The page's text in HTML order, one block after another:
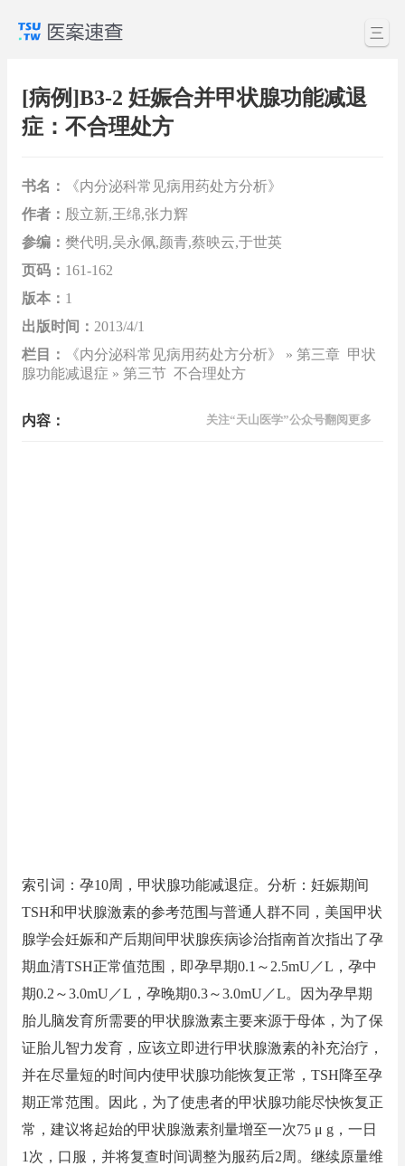
三
[病例]B3-2 妊娠合并甲状腺功能减退
症：不合理处方
书名：
《内分泌科常见病用药处方分析》
作者： 殷立新,王绵,张力辉
参编： 樊代明,吴永佩,颜青,蔡映云,于世英
页码： 161-162
版本： 1
出版时间： 2013/4/1
栏目：
《内分泌科常见病用药处方分析》 » 第三章 甲状
腺功能减退症 » 第三节 不合理处方
内容： 关注“天山医学”公众号翻阅更多
索引词：孕10周，甲状腺功能减退症。分析：妊娠期间
TSH和甲状腺激素的参考范围与普通人群不同，美国甲状
腺学会妊娠和产后期间甲状腺疾病诊治指南首次指出了孕
期血清TSH正常值范围，即孕早期0.1～2.5mU／L，孕中
期0.2～3.0mU／L，孕晚期0.3～3.0mU／L。因为孕早期
胎儿脑发育所需要的甲状腺激素主要来源于母体，为了保
证胎儿智力发育，应该立即进行甲状腺激素的补充治疗，
并在尽量短的时间内使甲状腺功能恢复正常，TSH降至孕
期正常范围。因此，为了使患者的甲状腺功能尽快恢复正
常，建议将起始的甲状腺激素剂量增至一次75 μ g，一日
1次，口服，并将复查时间调整为服药后2周。继续原量维